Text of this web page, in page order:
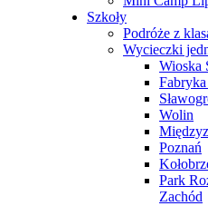
Szkoły
Podróże z
Wycieczki
Wioska
Wolin
Poznań
Park
Zachód